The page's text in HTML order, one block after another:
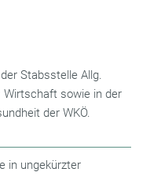
Stabsstelle Allg.
Wirtschaft sowie in der
der WKÖ.
in ungekürzter